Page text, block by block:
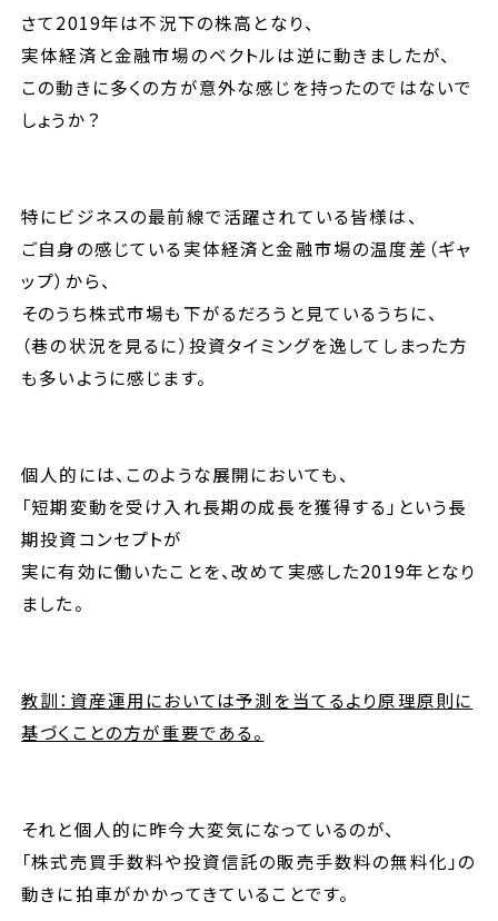
セミナー
ブログ
さて2019年は不況下の株高となり、
実体経済と金融市場のベクトルは逆に動きましたが、
この動きに多くの方が意外な感じを持ったのではないで
しょうか？
特にビジネスの最前線で活躍されている皆様は、
ご自身の感じている実体経済と金融市場の温度差（ギャ
ップ）から、
そのうち株式市場も下がるだろうと見ているうちに、
（巷の状況を見るに）投資タイミングを逸してしまった方
も多いように感じます。
個人的には、このような展開においても、
「短期変動を受け入れ長期の成長を獲得する」という長
期投資コンセプトが
実に有効に働いたことを、改めて実感した2019年となり
ました。
教訓：資産運用においては予測を当てるより原理原則に
基づくことの方が重要である。
それと個人的に昨今大変気になっているのが、
「株式売買手数料や投資信託の販売手数料の無料化」の
動きに拍車がかかってきていることです。